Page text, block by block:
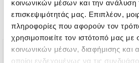
κοινωνικών μέσων και την ανάλυση
επισκεψιμότητάς μας. Επιπλέον,
πληροφορίες που αφορούν τον
χρησιμοποιείτε τον ιστότοπό μας με
κοινωνικών μέσων, διαφήμισης και
οποίοι ενδεχομένως να τις
τις παρακάτω